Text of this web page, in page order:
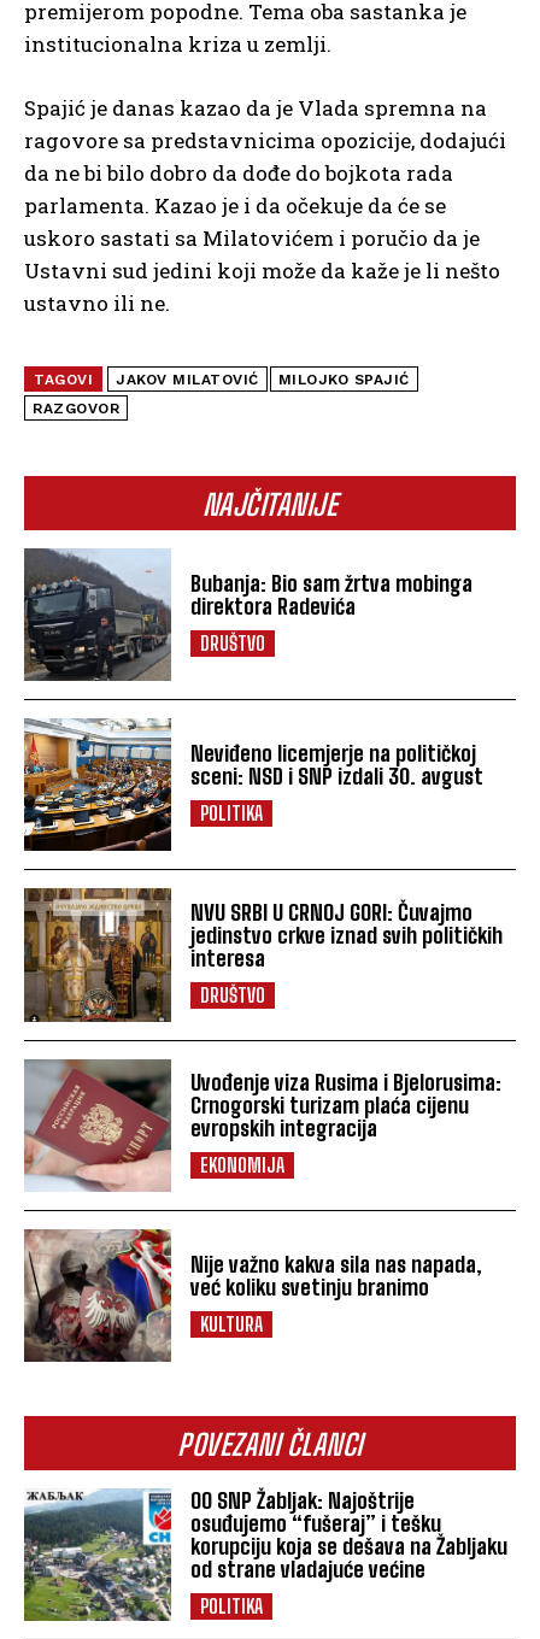
NAJČITANIJE
Bubanja: Bio sam žrtva mobinga
direktora Radevića
DRUŠTVO
Neviđeno licemjerje na političkoj
sceni: NSD i SNP izdali 30. avgust
POLITIKA
NVU SRBI U CRNOJ GORI: Čuvajmo
jedinstvo crkve iznad svih političkih
interesa
DRUŠTVO
Uvođenje viza Rusima i Bjelorusima:
Crnogorski turizam plaća cijenu
evropskih integracija
EKONOMIJA
Nije važno kakva sila nas napada,
već koliku svetinju branimo
KULTURA
POVEZANI ČLANCI
OO SNP Žabljak: Najoštrije
osuđujemo “fušeraj” i tešku
korupciju koja se dešava na Žabljaku
od strane vladajuće većine
POLITIKA
premijerom popodne. Tema oba sastanka je
institucionalna kriza u zemlji.
Spajić je danas kazao da je Vlada spremna na
ragovore sa predstavnicima opozicije, dodajući
da ne bi bilo dobro da dođe do bojkota rada
parlamenta. Kazao je i da očekuje da će se
uskoro sastati sa Milatovićem i poručio da je
Ustavni sud jedini koji može da kaže je li nešto
ustavno ili ne.
TAGOVI JAKOV MILATOVIĆ
MILOJKO SPAJIĆ
RAZGOVOR